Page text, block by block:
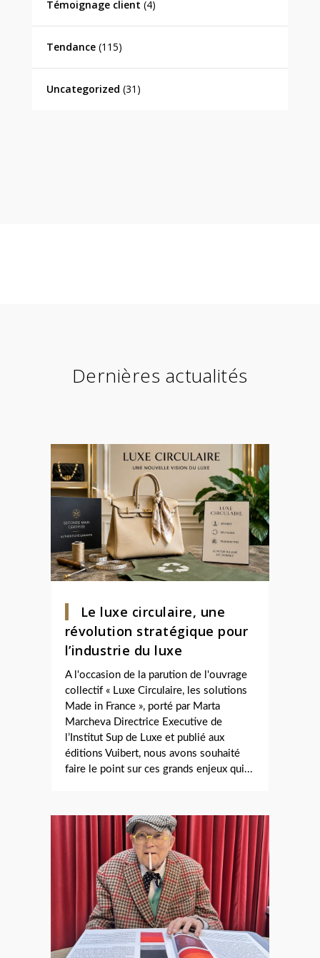
Témoignage client (4)
Tendance(115)
Uncategorized (31)
Dernières actualités
Le luxe circulaire, une
révolution stratégique pour
l’industrie du luxe
A l'occasion de la parution de l'ouvrage
collectif « Luxe Circulaire, les solutions
Made in France », porté par Marta
Marcheva Directrice Executive de
l’Institut Sup de Luxe et publié aux
éditions Vuibert, nous avons souhaité
faire le point sur ces grands enjeux qui...